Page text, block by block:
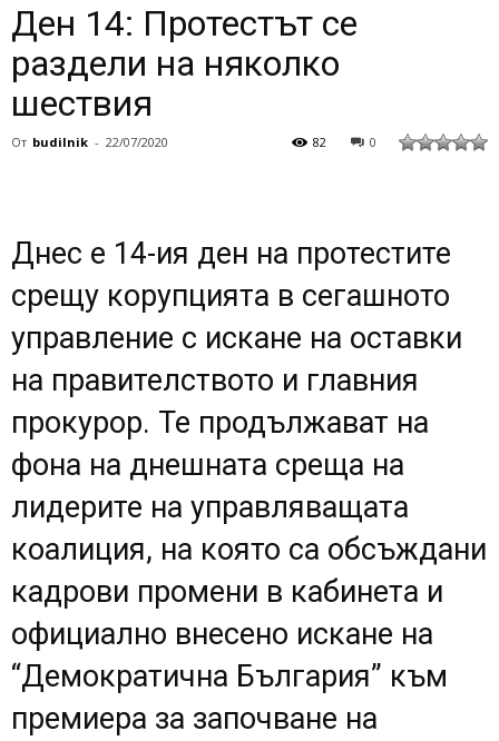
Ден 14: Протестът се
раздели на няколко
шествия
От budilnik - 22/07/2020 0
82
Днес е 14-ия ден на протестите
срещу корупцията в сегашното
управление с искане на оставки
на правителството и главния
прокурор. Те продължават на
фона на днешната среща на
лидерите на управляващата
коалиция, на която са обсъждани
кадрови промени в кабинета и
официално внесено искане на
“Демократична България” към
премиера за започване на